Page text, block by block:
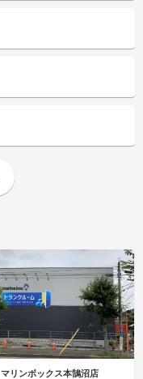
マリンボックス本鵠沼店